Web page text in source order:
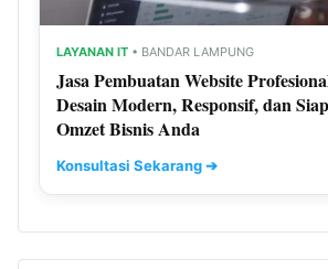
LAYANAN IT • BANDAR LAMPUNG
Jasa Pembuatan Website
Desain Modern, Responsif, dan
Omzet Bisnis Anda
Konsultasi Sekarang ➔